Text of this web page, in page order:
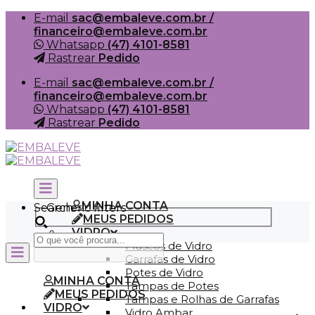
Skip
content
E-mail sac@embaleve.com.br /
financeiro@embaleve.com.br
Whatsapp (47) 4101-8581
Rastrear Pedido
E-mail sac@embaleve.com.br /
financeiro@embaleve.com.br
Whatsapp (47) 4101-8581
Rastrear Pedido
MINHA CONTA
MEUS PEDIDOS
VIDRO
Frascos de Vidro
Garrafas de Vidro
Potes de Vidro
Tampas de Potes
Tampas e Rolhas de Garrafas
Search
Generic filters
MINHA CONTA
MEUS PEDIDOS
VIDRO